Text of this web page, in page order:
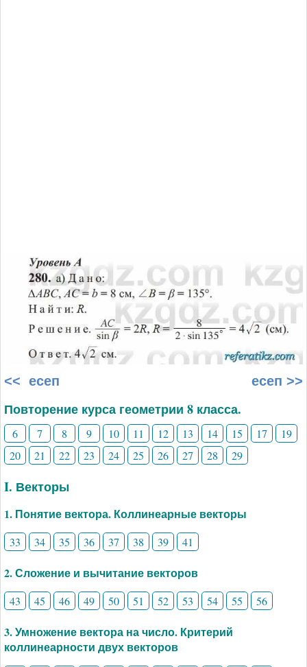
<< есеп есеп >>
Повторение курса геометрии 8 класса.
6 7 8 9 10 11 12 13 14 15 17
19
20
21 22 23 24 25 26 27 28 29
I. Векторы
1. Понятие вектора. Коллинеарные векторы
33 34 35 36 37 38 39 41
2. Сложение и вычитание векторов
43 45 46 49 50 51 52 53 54 55 56
3. Умножение вектора на число. Критерий
коллинеарности двух векторов